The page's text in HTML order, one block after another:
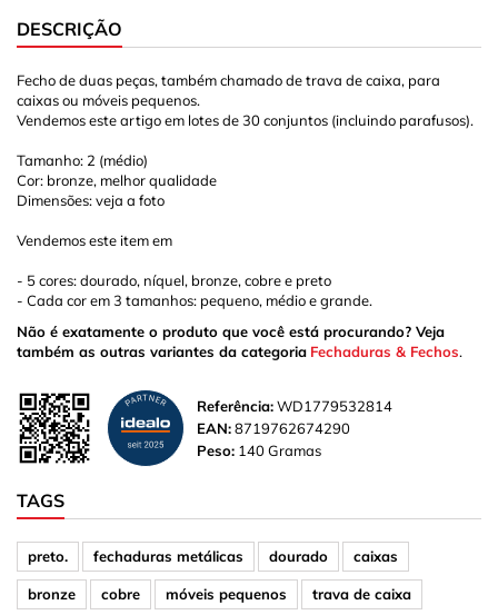
DESCRIÇÃO
Fecho de duas peças, também chamado de trava de caixa, para
caixas ou móveis pequenos.
Vendemos este artigo em lotes de 30 conjuntos (incluindo parafusos).
Tamanho: 2 (médio)
Cor: bronze, melhor qualidade
Dimensões: veja a foto
Vendemos este item em
- 5 cores: dourado, níquel, bronze, cobre e preto
- Cada cor em 3 tamanhos: pequeno, médio e grande.
Não é exatamente o produto que você está procurando? Veja
também as outras variantes da categoria Fechaduras & Fechos.
Referência:WD1779532814
EAN:8719762674290
Peso: 140 Gramas
TAGS
preto. fechaduras metálicas dourado caixas
bronze cobre móveis pequenos trava de caixa